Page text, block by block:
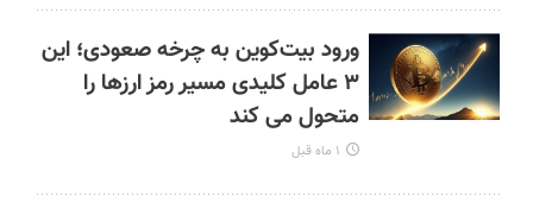
ورود بیت‌کوین به چرخه صعودی؛ این
۳ عامل کلیدی مسیر رمز ارزها را
متحول می کند
۱ ماه قبل